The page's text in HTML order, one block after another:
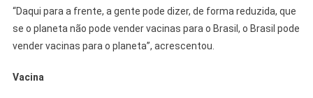
“Daqui para a frente, a gente pode dizer, de forma reduzida, que
se o planeta não pode vender vacinas para o Brasil, o Brasil pode
vender vacinas para o planeta”, acrescentou.
Vacina